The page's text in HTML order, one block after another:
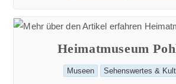
Heimatmuseum
Beitrags-
Museen Sehenswertes &